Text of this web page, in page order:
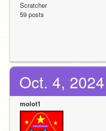
Scratcher
59 posts
Oct. 4,
molot1